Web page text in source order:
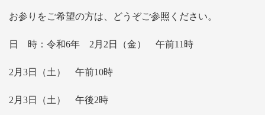
お参りをご希望の方は、どうぞご参照ください。
日 時：令和6年 2月2日（金） 午前11時
2月3日（土） 午前10時
2月3日（土） 午後2時